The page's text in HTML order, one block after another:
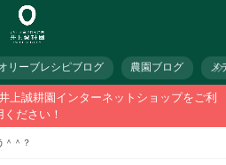
リーブレシピブログ 農園ブログ メ
上誠耕園インターネットショップをご利
ください！
＾＾？